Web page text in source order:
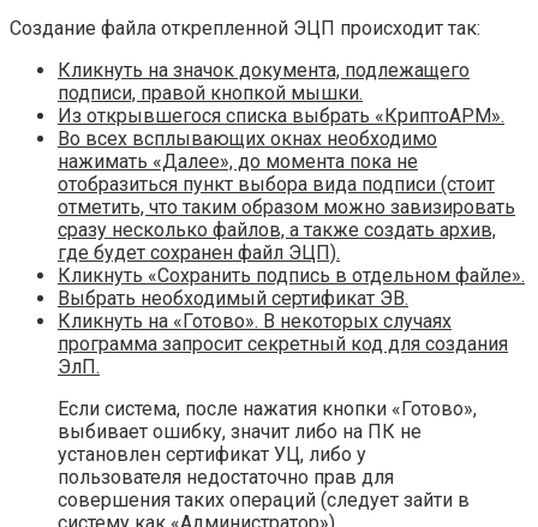
Создание файла открепленной ЭЦП происходит так:
Кликнуть на значок документа, подлежащего
подписи, правой кнопкой мышки.
Из открывшегося списка выбрать «КриптоАРМ».
Во всех всплывающих окнах необходимо
нажимать «Далее», до момента пока не
отобразиться пункт выбора вида подписи (стоит
отметить, что таким образом можно завизировать
сразу несколько файлов, а также создать архив,
где будет сохранен файл ЭЦП).
Кликнуть «Сохранить подпись в отдельном файле».
Выбрать необходимый сертификат ЭВ.
Кликнуть на «Готово». В некоторых случаях
программа запросит секретный код для создания
ЭлП.
Если система, после нажатия кнопки «Готово»,
выбивает ошибку, значит либо на ПК не
установлен сертификат УЦ, либо у
пользователя недостаточно прав для
совершения таких операций (следует зайти в